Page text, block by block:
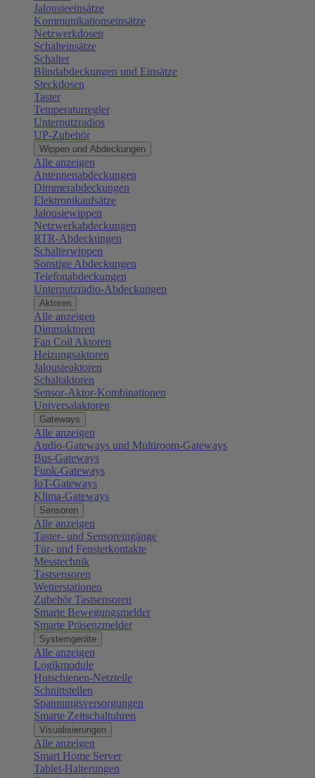
Jalousieeinsätze
Kommunikationseinsätze
Netzwerkdosen
Schalteinsätze
Schalter
Blindabdeckungen und Einsätze
Steckdosen
Taster
Temperaturregler
Unterputzradios
UP-Zubehör
Wippen und Abdeckungen
Alle anzeigen
Antennenabdeckungen
Dimmerabdeckungen
Elektronikaufsätze
Jalousiewippen
Netzwerkabdeckungen
RTR-Abdeckungen
Schalterwippen
Sonstige Abdeckungen
Telefonabdeckungen
Unterputzradio-Abdeckungen
Aktoren
Alle anzeigen
Dimmaktoren
Fan Coil Aktoren
Heizungsaktoren
Jalousieaktoren
Schaltaktoren
Sensor-Aktor-Kombinationen
Universalaktoren
Gateways
Alle anzeigen
Audio-Gateways und Multiroom-Gateways
Bus-Gateways
Funk-Gateways
IoT-Gateways
Klima-Gateways
Sensoren
Alle anzeigen
Taster- und Sensoreingänge
Tür- und Fensterkontakte
Messtechnik
Tastsensoren
Wetterstationen
Zubehör Tastsensoren
Smarte Bewegungsmelder
Smarte Präsenzmelder
Systemgeräte
Alle anzeigen
Logikmodule
Hutschienen-Netzteile
Schnittstellen
Spannungsversorgungen
Smarte Zeitschaltuhren
Visualisierungen
Alle anzeigen
Smart Home Server
Tablet-Halterungen